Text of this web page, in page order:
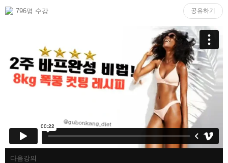
796명 수강 공유하기
다음강의